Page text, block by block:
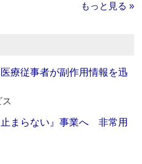
もっと見る »
療従事者が副作用情報を迅
止まらない』事業へ 非常用